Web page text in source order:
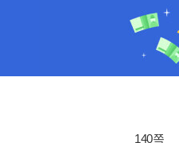
140쪽